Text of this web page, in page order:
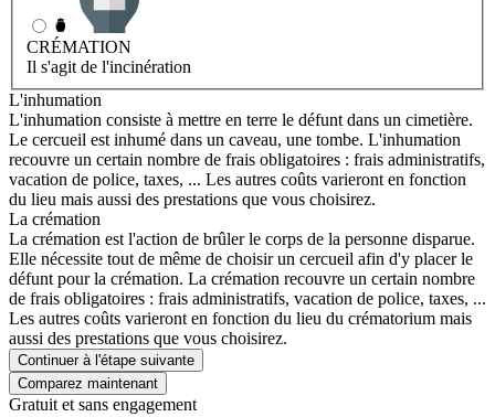
CRÉMATION
Il s'agit de l'incinération
L'inhumation
L'inhumation consiste à mettre en terre le défunt dans un cimetière.
Le cercueil est inhumé dans un caveau, une tombe. L'inhumation
recouvre un certain nombre de frais obligatoires : frais administratifs,
vacation de police, taxes, ... Les autres coûts varieront en fonction
du lieu mais aussi des prestations que vous choisirez.
La crémation
La crémation est l'action de brûler le corps de la personne disparue.
Elle nécessite tout de même de choisir un cercueil afin d'y placer le
défunt pour la crémation. La crémation recouvre un certain nombre
de frais obligatoires : frais administratifs, vacation de police, taxes, ...
Les autres coûts varieront en fonction du lieu du crématorium mais
aussi des prestations que vous choisirez.
Continuer à l'étape suivante
Gratuit et sans engagement